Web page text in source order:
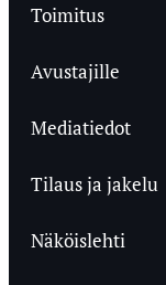
Toimitus
Avustajille
Mediatiedot
Tilaus ja jakelu
Näköislehti